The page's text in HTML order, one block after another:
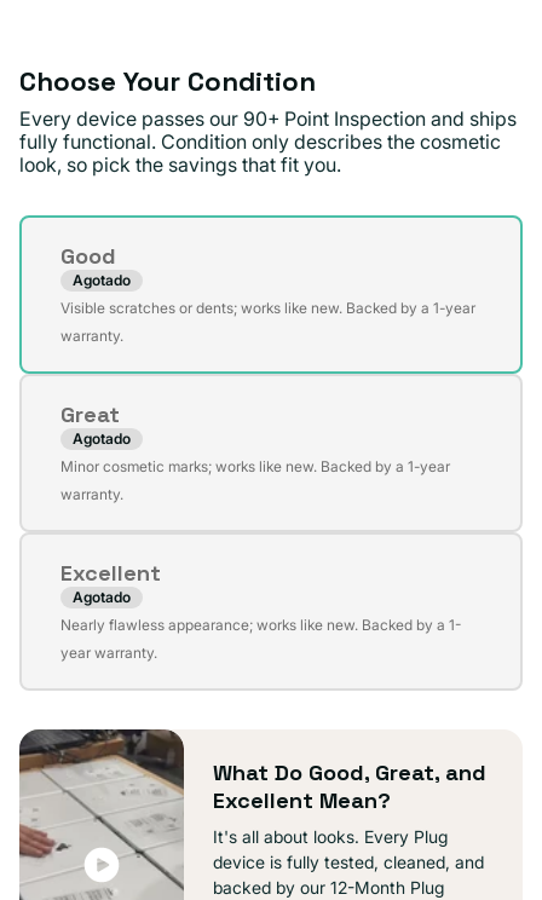
Choose Your Condition
Every device passes our 90+ Point Inspection and ships
fully functional. Condition only describes the cosmetic
look, so pick the savings that fit you.
Condition
Good
Agotado
Variante
agotada
disponible
Visible scratches or dents; works like new. Backed by a 1-year
warranty.
Great
Agotado
Variante
agotada
disponible
Minor cosmetic marks; works like new. Backed by a 1-year
warranty.
Excellent
Agotado
Variante
agotada
disponible
Nearly flawless appearance; works like new. Backed by a 1-
year warranty.
What Do Good, Great, and
Excellent Mean?
It's all about looks. Every Plug
device is fully tested, cleaned, and
backed by our 12-Month Plug